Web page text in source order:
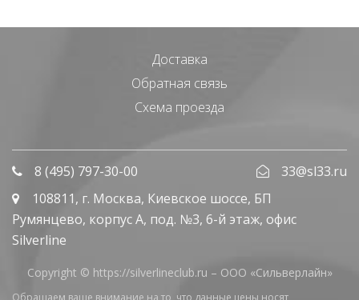
Доставка
Обратная связь
Схема проезда
8 (495) 797-30-00
33@sl33.ru
108811, г. Москва, Киевское шоссе, БП
Румянцево, корпус А, под. №3, 6-й этаж, офис
Silverline
Copyright © https://silverlineclub.ru – ООО «Сильверлайн»
Обращаем ваше внимание на то, что данные цены носят